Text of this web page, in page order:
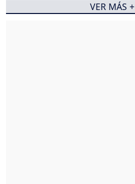
VER MÁS +